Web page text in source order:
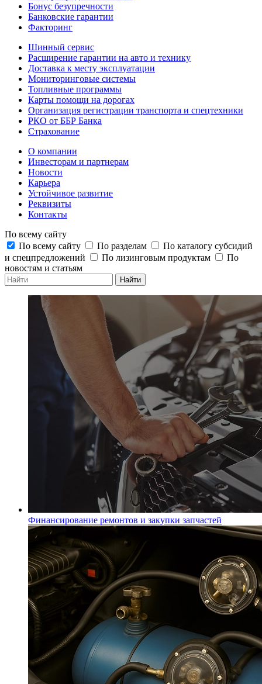
Бонус безупречности
Банковские гарантии
Факторинг
Шинный сервис
Расширение гарантии на авто и технику
Доставка к месту эксплуатации
Мониторинговые системы
Топливные программы
Карты помощи на дорогах
Организация регистрации транспорта и спецтехники
РКО от ББР Банка
Страхование
О компании
Инвесторам и партнерам
Новости
Карьера
Устойчивое развитие
Реквизиты
Контакты
По всему сайту
По всему сайту
По разделам
По каталогу субсидий
и спецпредложений
По лизинговым продуктам
По
новостям и статьям
Найти
Финансирование ремонтов и закупки запчастей